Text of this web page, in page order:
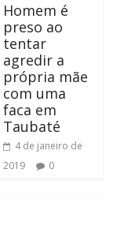
Homem é
preso ao
tentar
agredir a
própria mãe
com uma
faca em
Taubaté
4 de janeiro de
2019
0